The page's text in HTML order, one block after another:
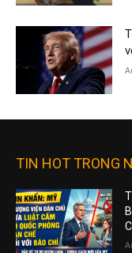
TIN HOT TRONG